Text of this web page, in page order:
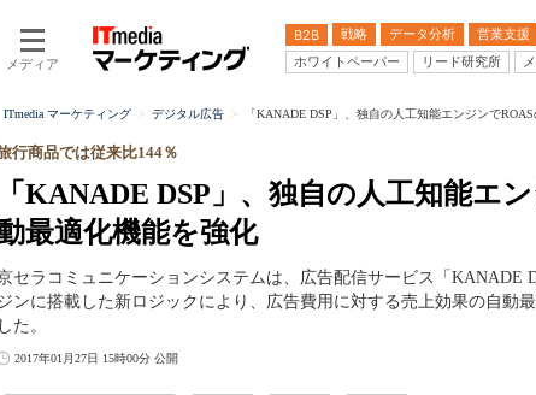
メディア
B2B 戦略 データ分析 営業支援
ホワイトペーパー
リード研究所
ITmedia マーケティング デジタル広告 「KANADE DSP」、独自の人工知能エンジンで
「KANADE DSP」、独自の人工知能エ
最適化機能を強化
行商品では従来比144％
セラコミュニケーションシステムは、広告配信サービス「KANADE
ンに搭載した新ロジックにより、広告費用に対する売上効果の自動
した。
2017年01月27日 15時00分 公開